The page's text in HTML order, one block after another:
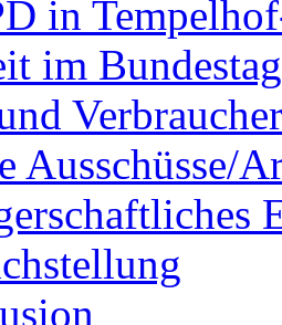
in
im Bundestag
Ausschüsse/